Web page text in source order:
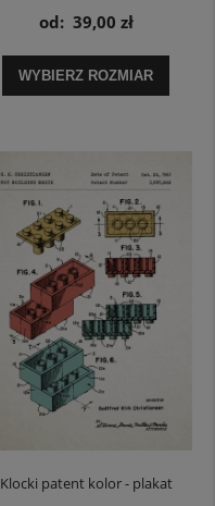
Pagoda - plakat
od: 39,00 zł
WYBIERZ ROZMIAR
Klocki patent kolor - plakat